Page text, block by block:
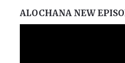
ALOCHANA NEW